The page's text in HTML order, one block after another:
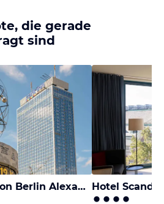
die gerade
sind
Park Inn by Radisson Berlin Alexanderplatz Hotel